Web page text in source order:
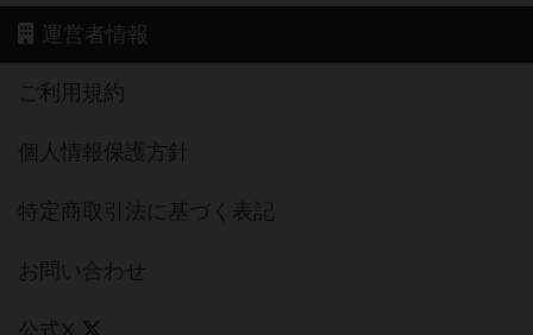
運営者情報
ご利用規約
個人情報保護方針
特定商取引法に基づく表記
お問い合わせ